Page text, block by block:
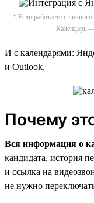
* Если работаете с
Календарь
И с календарями:
и Outlook.
Почему
Вся информация о
кандидата, история
и ссылка на
не нужно